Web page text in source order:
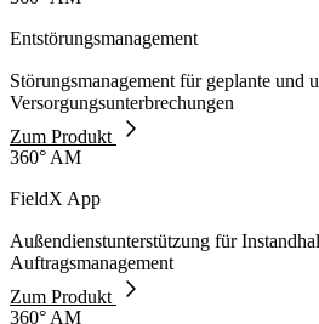
Entstörungsmanagement
Störungsmanagement für geplante und
Versorgungsunterbrechungen
Zum Produkt
360° AM
FieldX App
Außendienstunterstützung für
Auftragsmanagement
Zum Produkt
360° AM